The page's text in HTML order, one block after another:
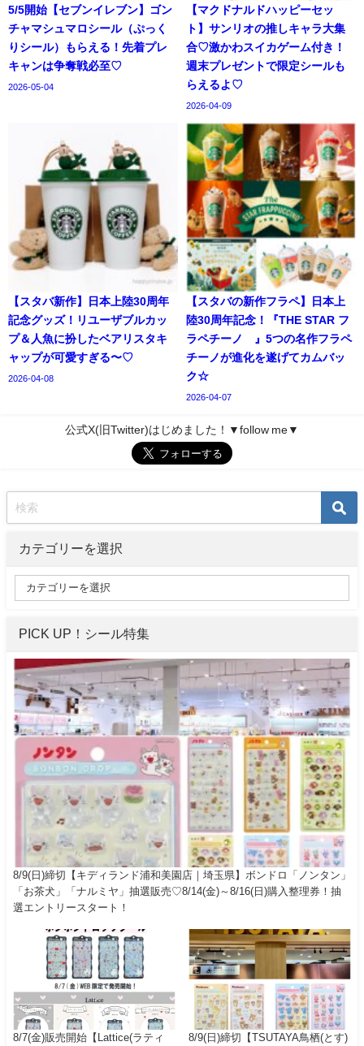
5/5開始【セブンイレブン】ゴン
チャマシュマロシール（ぷっく
りシール）もらえる！先着プレ
キャンは争奪戦必至♡
2026-05-04
【マクドナルドハッピーセッ
ト】サンリオの推しキャラ大集
合♡激かわスイカゲーム付き！
週末プレゼントで限定シールも
らえるよ♡
2026-04-09
【スタバ新作】日本上陸30周年
記念グッズ！リユーザブルカッ
プ＆人魚に扮したベアリスタキ
ャップが可愛すぎる〜♡
2026-04-08
【スタバの新作フラペ】日本上
陸30周年記念！『THE STAR フ
ラペチーノ®』5つの名作フラペ
チーノが進化を遂げてカムバッ
ク☆
2026-04-07
公式X(旧Twitter)はじめました！▼follow me▼
カテゴリーを選択
PICK UP！シール特集
8/9(日)締切【キディランド浦和美園店｜埼玉県】ボンドロ「ノンタン」
「お茶犬」「ナルミヤ」抽選販売♡8/14(金)～8/16(日)購入整理券！抽
選エントリースタート！
8/7(金)販売開始【Lattice(ラティ
8/9(日)締切【TSUTAYA鳥栖(とす)